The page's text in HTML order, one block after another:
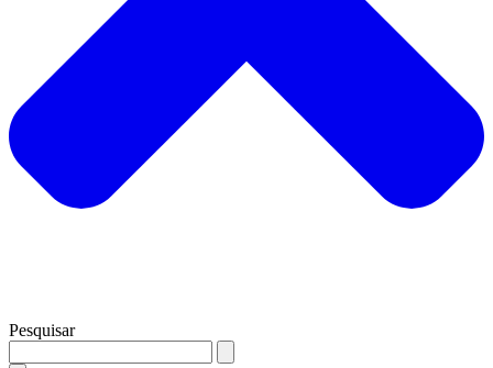
Pesquisar